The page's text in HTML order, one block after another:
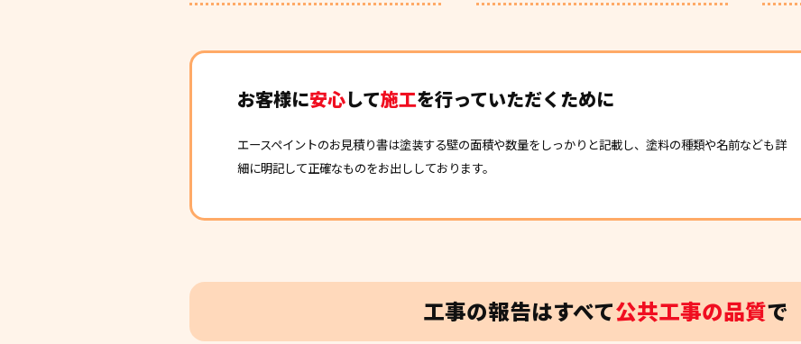
お客様に安心して施工を行っていただくために
エースペイントのお見積り書は塗装する壁の面積や数量をしっかりと記載し、塗料の種類や名前なども詳
細に明記して正確なものをお出ししております。
工事の報告はすべて公共工事の品質で